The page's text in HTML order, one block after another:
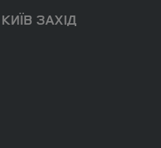
КИЇВ ЗАХІД